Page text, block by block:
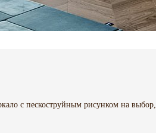
с пескоструйным рисунком на выбор,